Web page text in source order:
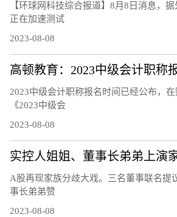
【环球网科技综合报道】8月8日消息，
正在加速测试
2023-08-08
2023中级会计职称报名时间已经公布，
《2023中级会
2023-08-08
A股再现家族分歧大戏。三名董事联名提
事长弟弟赞
2023-08-08